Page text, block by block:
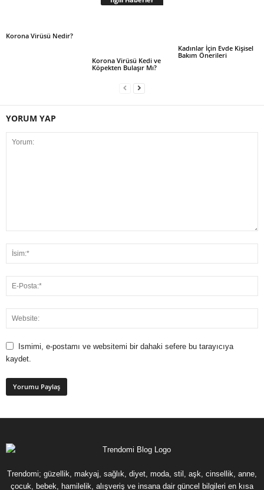
Korona Virüsü Nedir?
Korona Virüsü Kedi ve
Köpekten Bulaşır Mı?
Kadınlar İçin Evde Kişisel
Bakım Önerileri
YORUM YAP
Ismimi, e-postamı ve websitemi bir dahaki sefere bu tarayıcıya
kaydet.
Trendomi; güzellik, makyaj, sağlık, diyet, moda, stil, aşk, cinsellik, anne,
çocuk, bebek, hamilelik, alışveriş ve insana dair güncel bilgileri en kısa